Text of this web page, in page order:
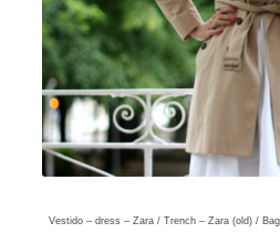
Vestido – dress – Zara / Trench – Zara (old) /